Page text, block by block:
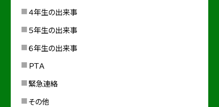
４年生の出来事
５年生の出来事
６年生の出来事
ＰＴＡ
緊急連絡
その他